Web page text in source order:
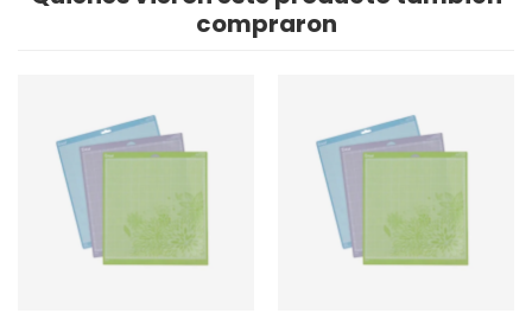
compraron